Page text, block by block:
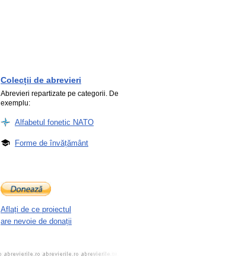
Colecții de abrevieri
Abrevieri repartizate pe categorii. De
exemplu:
Alfabetul fonetic NATO
Forme de învățământ
Aflați de ce proiectul
are nevoie de donații